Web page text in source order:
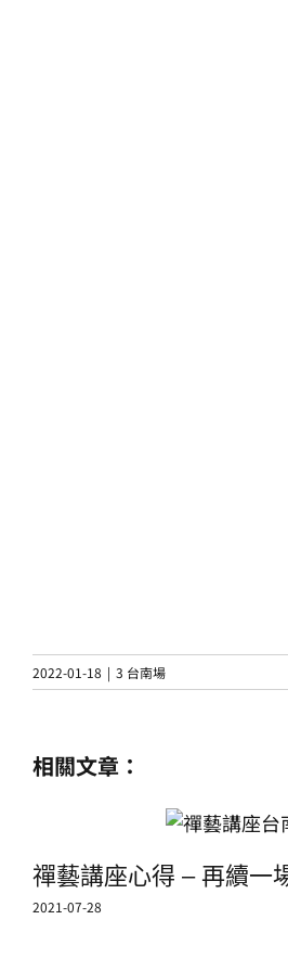
2022-01-18 | 3 台南場
相關文章：
禪藝講座心得 – 再續一
2021-07-28